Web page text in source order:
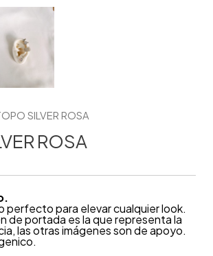
SILVER ROSA
ROSA
perfecto para elevar cualquier look.
de portada es la que representa la
las otras imágenes son de apoyo.